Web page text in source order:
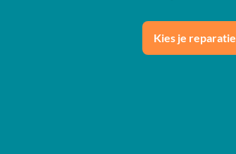
Kies je reparatie